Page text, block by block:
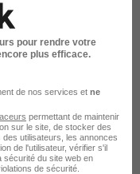
pour rendre votre
plus efficace.
de nos services et ne
permettant de maintenir
sur le site, de stocker des
utilisateurs, les annonces
de l'utilisateur, vérifier s'il
sécurité du site web en
de sécurité.